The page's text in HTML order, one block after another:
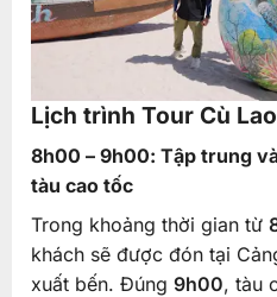
Lịch trình Tour Cù
8h00 – 9h00: Tập trung
tàu cao tốc
Trong khoảng thời gian từ
khách sẽ được đón tại
xuất bến. Đúng 9h00, tàu